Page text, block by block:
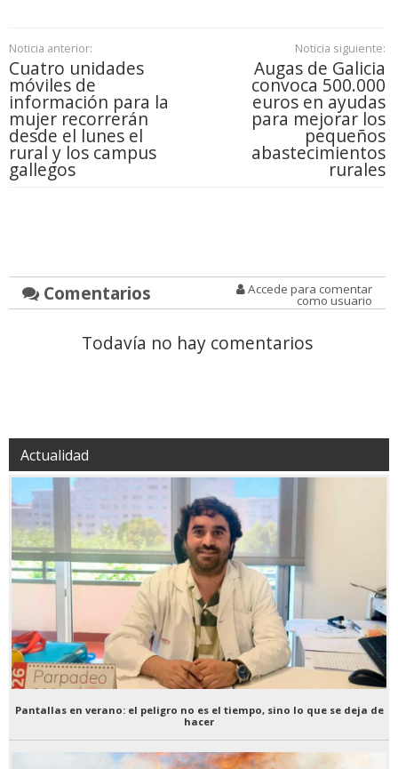
Noticia anterior:
Cuatro unidades
móviles de
información para la
mujer recorrerán
desde el lunes el
rural y los campus
gallegos
Noticia siguiente:
Augas de Galicia
convoca 500.000
euros en ayudas
para mejorar los
pequeños
abastecimientos
rurales
Comentarios Accede para comentar
como usuario
Todavía no hay comentarios
Actualidad
Pantallas en verano: el peligro no es el tiempo, sino lo que se deja de
hacer